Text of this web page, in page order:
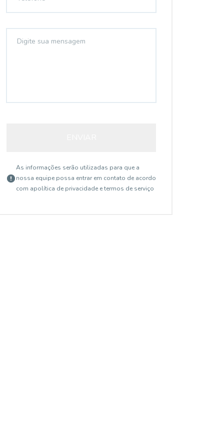
As informações serão utilizadas para que a
nossa equipe possa entrar em contato de acordo
com apolítica de privacidade e termos de serviço